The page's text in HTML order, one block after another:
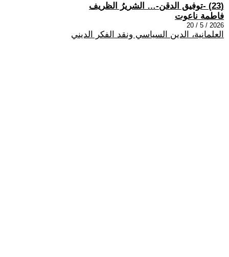
(23) -توفيق الدقن-… الشريرُ الظريف
فاطمة ناعوت
2026 / 5 / 20
العلمانية، الدين السياسي ونقد الفكر الديني